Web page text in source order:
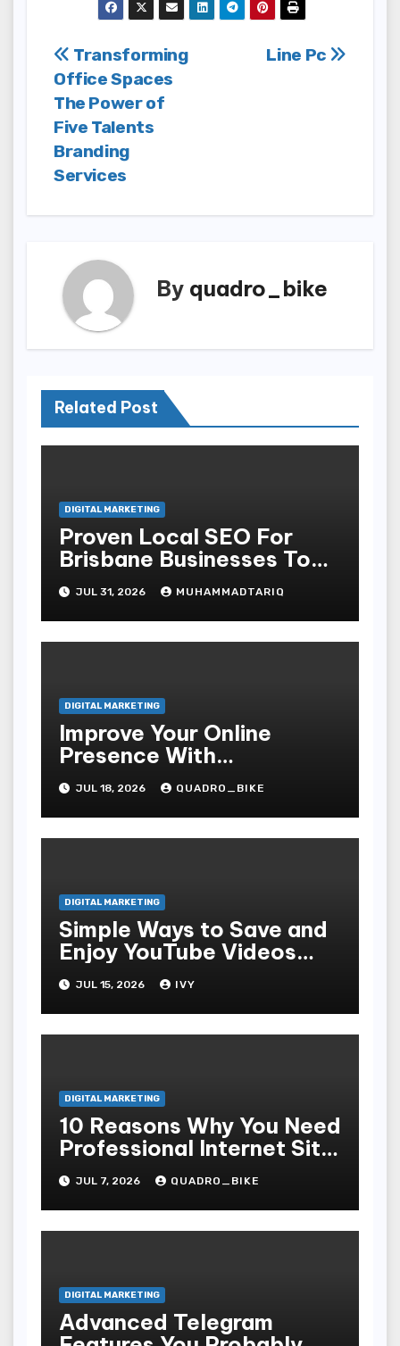
Post
navigation
Line Pc
Transforming
Office Spaces
The Power of
Five Talents
Branding
Services
By quadro_bike
Related Post
DIGITAL MARKETING
Proven Local SEO For
Brisbane Businesses To
Attract More Customers
JUL 31, 2026 MUHAMMADTARIQ
DIGITAL MARKETING
Improve Your Online
Presence With
Professional Seo Services
JUL 18, 2026 QUADRO_BIKE
DIGITAL MARKETING
Simple Ways to Save and
Enjoy YouTube Videos
Offline
JUL 15, 2026 IVY
DIGITAL MARKETING
10 Reasons Why You Need
Professional Internet Site
Plan Services
JUL 7, 2026 QUADRO_BIKE
DIGITAL MARKETING
Advanced Telegram